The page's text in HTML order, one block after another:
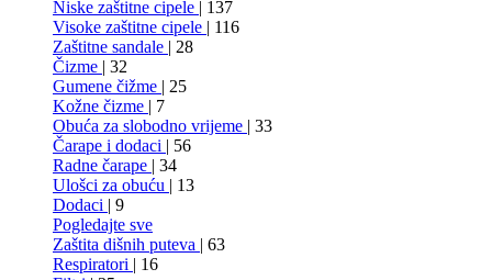
Niske zaštitne cipele | 137
Visoke zaštitne cipele | 116
Zaštitne sandale | 28
Čizme | 32
Gumene čižme | 25
Kožne čizme | 7
Obuća za slobodno vrijeme | 33
Čarape i dodaci | 56
Radne čarape | 34
Ulošci za obuću | 13
Dodaci | 9
Pogledajte sve
Zaštita dišnih puteva | 63
Respiratori | 16